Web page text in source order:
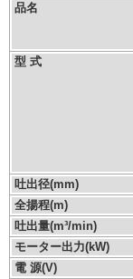
品名
型 式
吐出径(mm)
全揚程(m)
吐出量(m³/min)
モーター出力(kW)
電 源(V)